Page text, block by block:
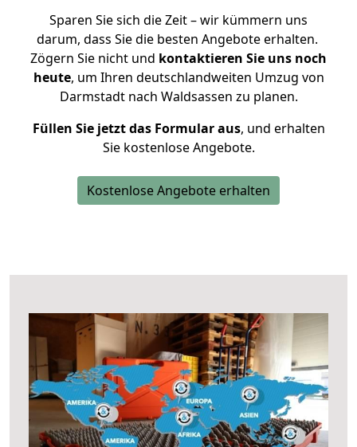
Sparen Sie sich die Zeit – wir kümmern uns
darum, dass Sie die besten Angebote erhalten.
Zögern Sie nicht und kontaktieren Sie uns noch
heute, um Ihren deutschlandweiten Umzug von
Darmstadt nach Waldsassen zu planen.
Füllen Sie jetzt das Formular aus, und erhalten
Sie kostenlose Angebote.
Kostenlose Angebote erhalten